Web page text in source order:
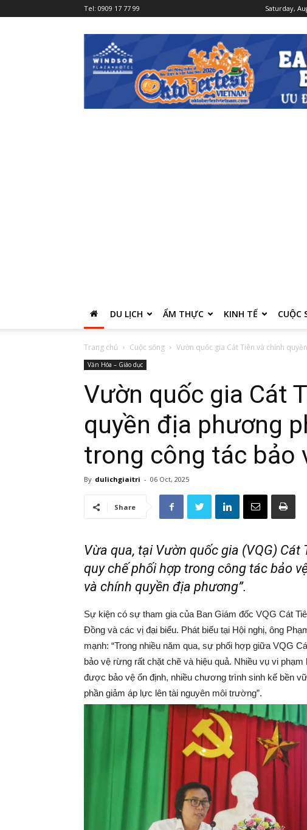
Saturday,
Tel: 0909 17 77 99
DU LỊCH ẨM THỰC KINH TẾ CUỘC
Trang chủ Cuộc sống Vườn quốc gia Cát Tiên và chính
Văn Hóa – Giáo dục
Vườn quốc gia Cát
quyền địa phương
trong công tác bảo
By dulichgiaitri - 06 Oct, 2025
Share
Vừa qua, tại Vườn quốc gia (VQG)
quy chế phối hợp trong công tác bảo
và chính quyền địa phương”.
Sự kiện có sự tham gia của Ban Giám đốc VQG Cát
Đồng và các vị đại biểu. Phát biểu tại Hội nghị, ông
mạnh: “Trong nhiều năm qua, sự phối hợp giữa VQG
bảo vệ rừng rất chặt chẽ và hiệu quả. Nhiều vụ vi
được bảo vệ ổn định, nhiều chương trình sinh kế bền
phần giảm áp lực lên tài nguyên môi trường”.